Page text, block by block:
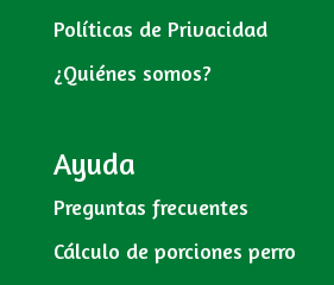
Políticas de Privacidad
¿Quiénes somos?
Ayuda
Preguntas frecuentes
Cálculo de porciones perro